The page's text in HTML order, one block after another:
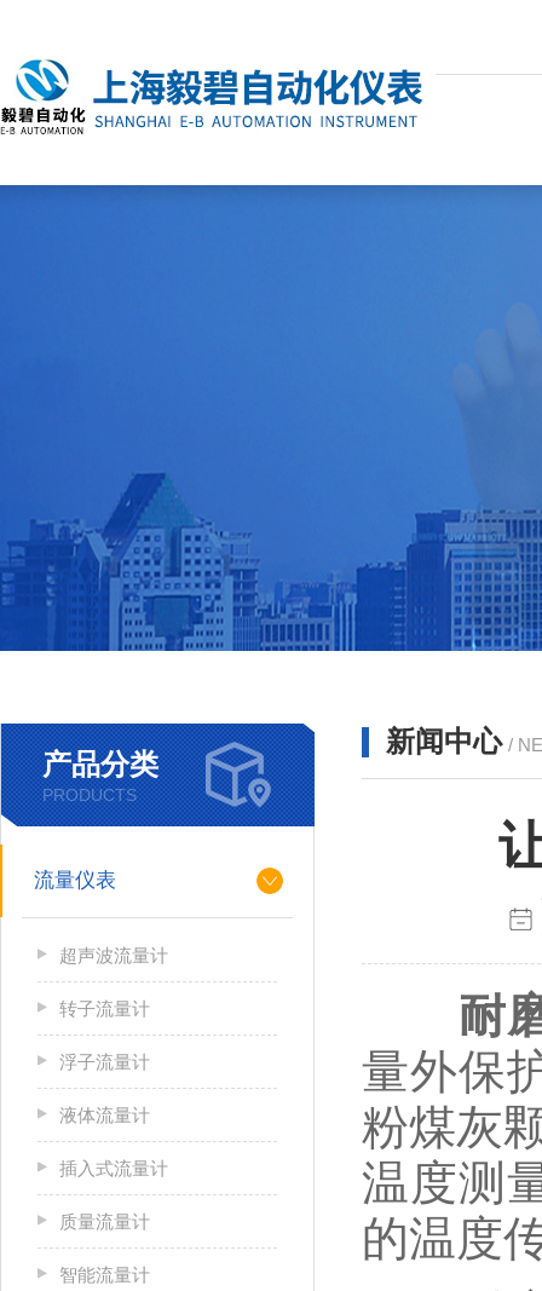
产品分类
PRODUCTS
流量仪表
超声波流量计
转子流量计
浮子流量计
液体流量计
插入式流量计
质量流量计
智能流量计
新闻中心 /
耐
量外保
粉煤灰
温度测
的温度